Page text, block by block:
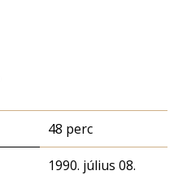
48 perc
1990. július 08.